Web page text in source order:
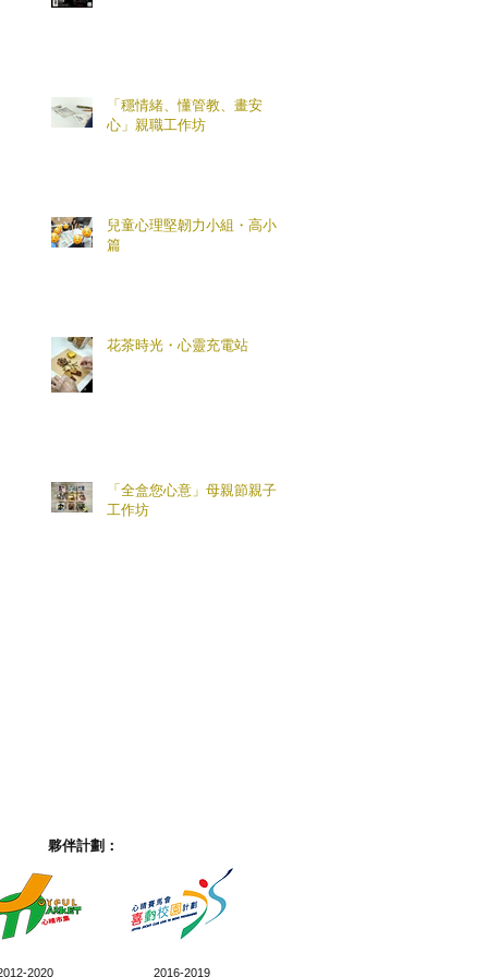
「穩情緒、懂管教、畫安
心」親職工作坊
兒童心理堅韌力小組・高小
篇
花茶時光・心靈充電站
「全盒您心意」母親節親子
工作坊
夥伴計劃：
2020 2016-2019